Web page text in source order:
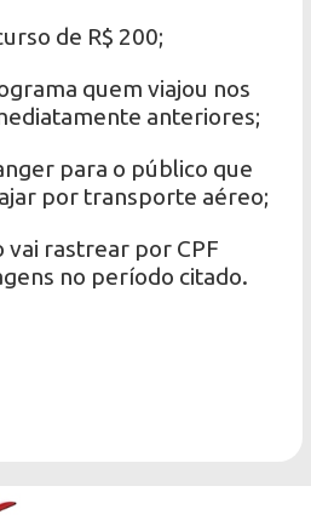
de R$ 200;
quem viajou nos
anteriores;
para o público que
por transporte aéreo;
vai rastrear por CPF
no período citado.